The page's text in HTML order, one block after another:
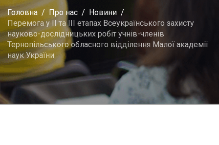
Головна Про нас
Новини
Перемога у ІІ та ІІІ етапах Всеукраїнського захисту
науково-дослідницьких робіт учнів-членів
Тернопільського обласного відділення Малої академії
наук України